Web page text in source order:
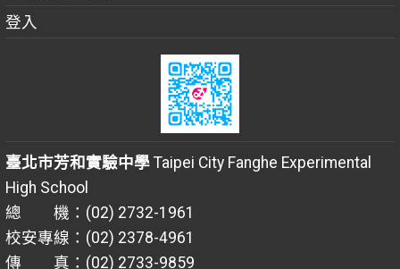
登入
臺北市芳和實驗中學Taipei City Fanghe Experimental
High School
總 機：(02) 2732-1961
校安專線：(02) 2378-4961
傳 真：(02) 2733-9859